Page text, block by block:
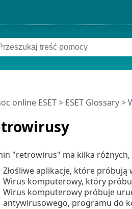
online ESET> ESET Glossary>
"retrowirus" ma kilka różnych,
Złośliwe aplikacje, które próbują
Wirus komputerowy, który
Wirus komputerowy próbuje
antywirusowego, programu do